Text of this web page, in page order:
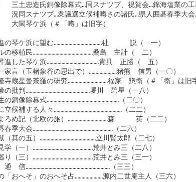
　三土忠造氏銅像除幕式…同スナツプ、祝賀会…錦海塩業の
ナツプ…衆議選立候補噂さの諸氏…県人囲碁春季大会
ケ浜（＃「噂」は旧字）
の琴ケ浜に望む………………………………社　　　説（　一）
の移植民………………………………………桑島　主計（　二）
進した琴ケ浜…………………………………貴具　正勝（　五）
家言（玉楮象谷の思出で）…………………猪熊　信男（一〇）
寺蔵星曼荼羅の研究…………………………福家　惣衛（＃「衛」は旧
の批判…………………………………………堀川　碧星（一八）
の銅像除幕式………………………………………………（二〇）
立候補する人々……………………………………………（二二）
ろめ記（北欧の旅）…………………………森　　　英（二二）
春季大会……………………………………………………（二六）
（其の五）……………………………………立川賢太郎（二七）
学（一）………………………………………荒井とみ三（二八）
り（三）………………………………………荒井とみ三（三一）
通　信………………………………………………………（三三）
「おへそ」のおへそ占…………………源内二世庵主人（三六）